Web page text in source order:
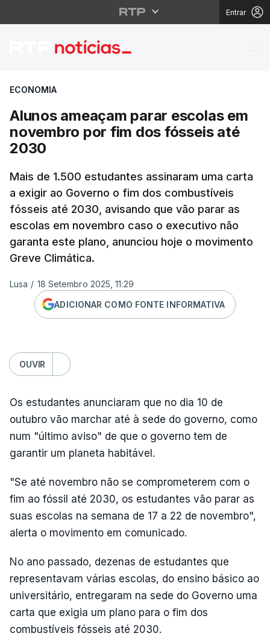
Entrar
Alunos ameaçam
ECONOMIA
Alunos ameaçam parar escolas em
novembro por fim dos fósseis até
2030
Mais de 1.500 estudantes assinaram uma carta
a exigir ao Governo o fim dos combustíveis
fósseis até 2030, avisando que vão parar as
escolas em novembro caso o executivo não
garanta este plano, anunciou hoje o movimento
Greve Climática.
Lusa / 18 Setembro 2025, 11:29
ADICIONAR COMO FONTE INFORMATIVA
OUVIR
Os estudantes anunciaram que no dia 10 de
outubro vão marchar até à sede do governo, como
num "último aviso" de que o governo tem de
garantir um planeta habitável.
"Se até novembro não se comprometerem com o
fim ao fóssil até 2030, os estudantes vão parar as
suas escolas na semana de 17 a 22 de novembro",
alerta o movimento em comunicado.
No ano passado, dezenas de estudantes que
representavam várias escolas, do ensino básico ao
universitário, entregaram na sede do Governo uma
carta que exigia um plano para o fim dos
combustíveis fósseis até 2030.